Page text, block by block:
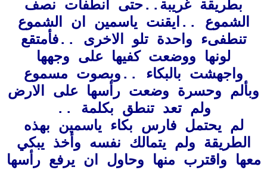
بطريقة غريبة..حتى انطفأت نصف
الشموع ..ايقنت ياسمين ان الشموع
تنطفىء واحدة تلو الاخرى ..فأمتقع
لونها ووضعت كفيها على وجهها
واجهشت بالبكاء ..وبصوت مسموع
وبألم وحسرة وضعت رأسها على الارض
ولم تعد تنطق بكلمة ..
لم يحتمل فارس بكاء ياسمين بهذه
الطريقة ولم يتمالك نفسه وأخذ يبكي
معها واقترب منها وحاول ان يرفع رأسها